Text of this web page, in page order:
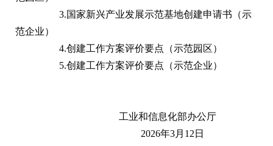
3.国家新兴产业发展示范基地创建申请书（示
范企业）
4.创建工作方案评价要点（示范园区）
5.创建工作方案评价要点（示范企业）
工业和信息化部办公厅
2026年3月12日